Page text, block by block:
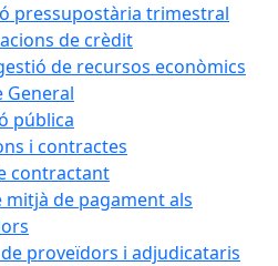
pressupostària trimestral
de crèdit
de recursos econòmics
General
pública
i contractes
contractant
mitjà de pagament als
de proveïdors i adjudicataris